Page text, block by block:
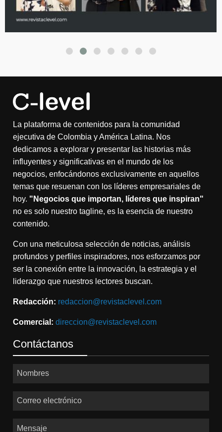
La plataforma de contenidos para la comunidad
ejecutiva de Colombia y América Latina. Nos
dedicamos a explorar y presentar las historias más
influyentes y significativas en el mundo de los
negocios, enfocándonos exclusivamente en aquellos
temas que resuenan con los líderes empresariales de
hoy. "Negocios que importan, líderes que inspiran"
no es solo nuestro tagline, es la esencia de nuestro
contenido.
Con una meticulosa selección de noticias, análisis
profundos y perfiles inspiradores, nos esforzamos por
ser la conexión entre la innovación, la estrategia y el
liderazgo que nuestros lectores buscan.
Redacción: redaccion@revistaclevel.com
Comercial: direccion@revistaclevel.com
Contáctanos
Nombres
Correo electrónico
Mensaje